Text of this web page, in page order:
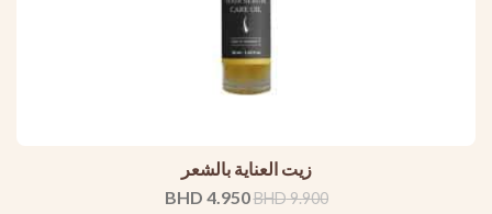
زيت العناية بالشعر
BHD9.900
BHD 4.950